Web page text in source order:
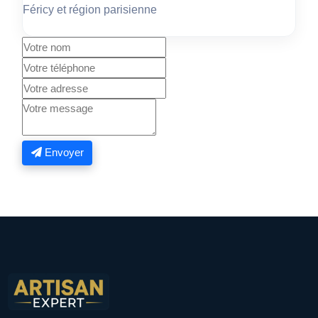
Féricy et région parisienne
Envoyer